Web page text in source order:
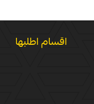
اقسام اطلبها